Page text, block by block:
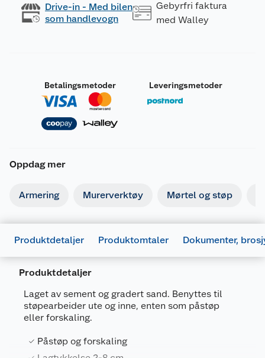
Drive-in - Med bilen
som handlevogn
Gebyrfri faktura
med Walley
Betalingsmetoder Leveringsmetoder
Oppdag mer
Armering Murerverktøy Mørtel og støp
Produktdetaljer Produktomtaler Dokumenter,
Produktdetaljer
Laget av sement og gradert sand. Benyttes til
støpearbeider ute og inne, enten som påstøp
eller forskaling.
Påstøp og forskaling
Generelt